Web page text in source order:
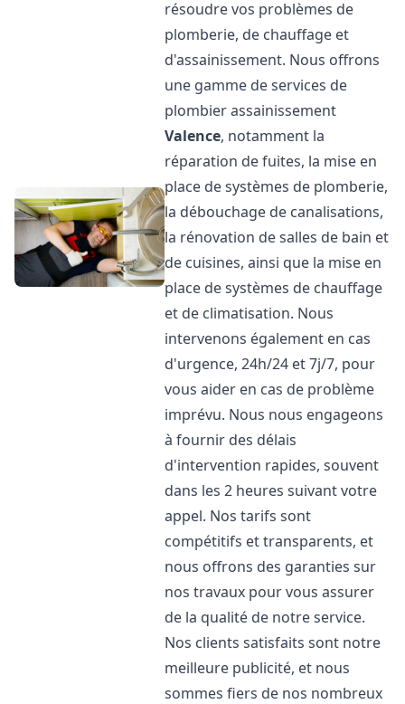
résoudre vos problèmes de
plomberie, de chauffage et
d'assainissement. Nous offrons
une gamme de services de
plombier assainissement
Valence, notamment la
réparation de fuites, la mise en
place de systèmes de plomberie,
la débouchage de canalisations,
la rénovation de salles de bain et
de cuisines, ainsi que la mise en
place de systèmes de chauffage
et de climatisation. Nous
intervenons également en cas
d'urgence, 24h/24 et 7j/7, pour
vous aider en cas de problème
imprévu. Nous nous engageons
à fournir des délais
d'intervention rapides, souvent
dans les 2 heures suivant votre
appel. Nos tarifs sont
compétitifs et transparents, et
nous offrons des garanties sur
nos travaux pour vous assurer
de la qualité de notre service.
Nos clients satisfaits sont notre
meilleure publicité, et nous
sommes fiers de nos nombreux